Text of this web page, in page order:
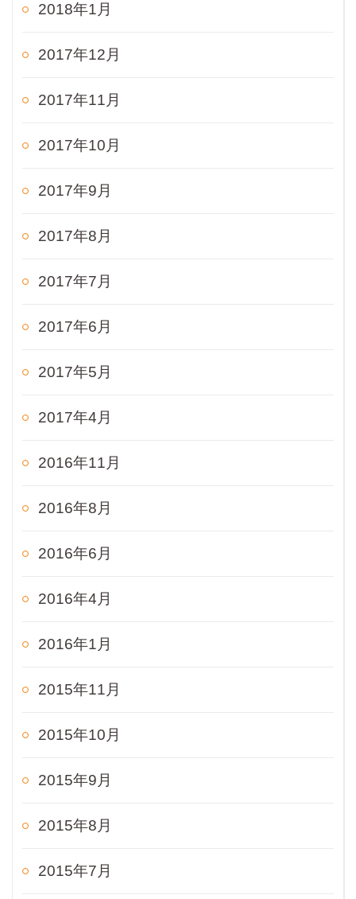
2018年1月
2017年12月
2017年11月
2017年10月
2017年9月
2017年8月
2017年7月
2017年6月
2017年5月
2017年4月
2016年11月
2016年8月
2016年6月
2016年4月
2016年1月
2015年11月
2015年10月
2015年9月
2015年8月
2015年7月